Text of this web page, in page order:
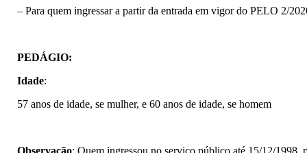
– Para quem ingressar a partir da entrada em vigor do PELO 2/
PEDÁGIO:
Idade:
57 anos de idade, se mulher, e 60 anos de idade, se homem
Observação: Quem ingressou no serviço público até 15/12/1998,